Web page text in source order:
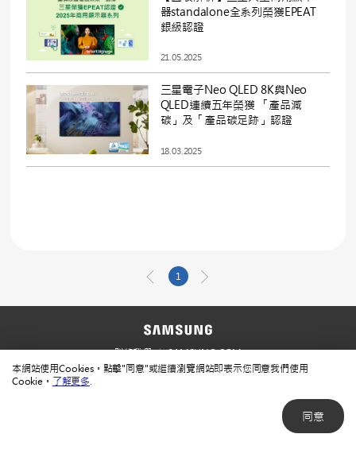
本網站使用Cookies。點擊"同意"或繼續瀏覽網站即表示您同意我們使用
Cookie。 了解更多
同意
器standalone全系列榮獲EPEAT
銀級認證
21.05.2025
三星電子Neo QLED 8K與Neo
QLED連續五年榮獲 「產品減
碳」及「產品碳足跡」認證
18.03.2025
1
聯絡我們
SAMSUNG.COM
使用規範
隱私規範